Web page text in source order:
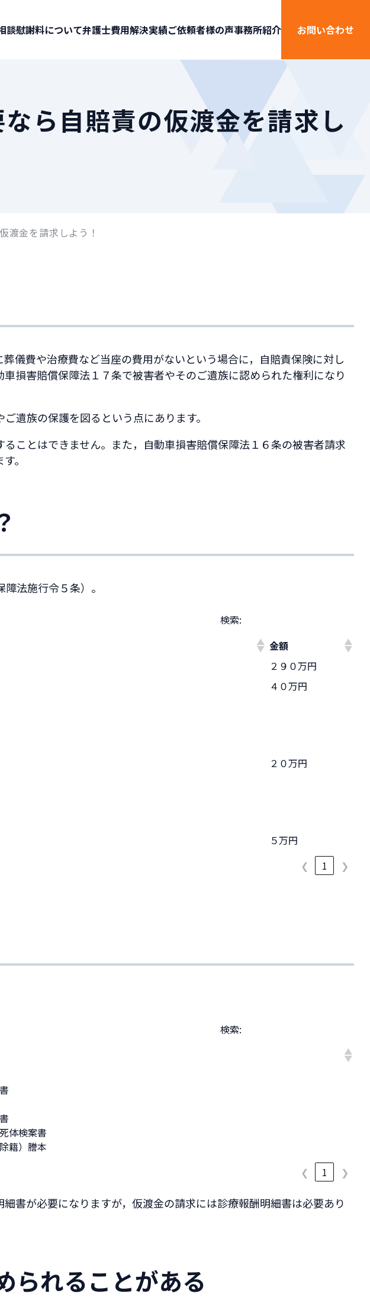
談慰謝料について弁護士費用解決実績ご依頼者様の声事務所紹介 お問い合わせ
ら自賠責の仮渡金を請求し
渡金を請求しよう！
儀費や治療費など当座の費用がないという場合に，自賠責保険に対し
損害賠償保障法１７条で被害者やそのご遺族に認められた権利になり
遺族の保護を図るという点にあります。
ことはできません。また，自動車損害賠償保障法１６条の被害者請求
。
法施行令５条）。
検索:
金額
２９０万円
４０万円
２０万円
５万円
❮ 1 ❯
検索:
体検案書
籍）謄本
❮ 1 ❯
書が必要になりますが，仮渡金の請求には診療報酬明細書は必要あり
られることがある